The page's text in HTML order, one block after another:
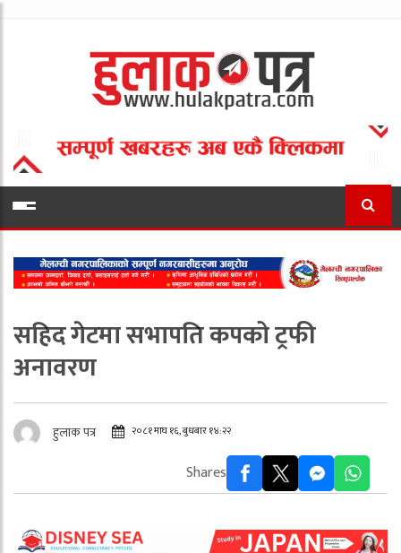
सहिद गेटमा सभापति कपको ट्रफी
अनावरण
हुलाक पत्र २०८१ माघ १६, बुधबार १४:२२
Shares